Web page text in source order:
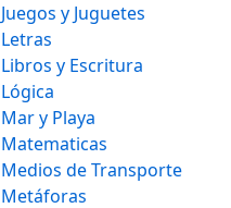
Juegos y Juguetes
Letras
Libros y Escritura
Lógica
Mar y Playa
Matematicas
Medios de Transporte
Metáforas